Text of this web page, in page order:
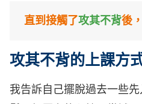
直到接觸了攻其不背後
攻其不背的上課方
我告訴自己擺脫過去一些